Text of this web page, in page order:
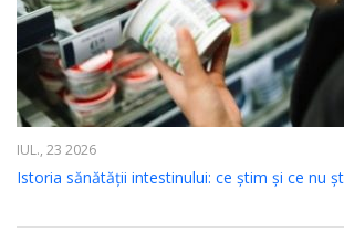
IUL., 23 2026
Istoria sănătății intestinului: ce știm și ce nu